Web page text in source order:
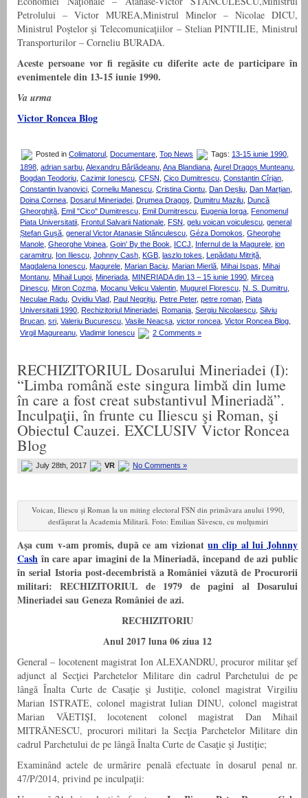
Petrolului – Victor MUREA,Ministrul Minelor – Nicolae DICU,
Ministrul Poştelor şi Telecomunicaţiilor – Stelian PINTILIE, Ministrul
Transporturilor – Corneliu BURADA.
Aceste persoane vor fi regăsite cu diferite acte de participare în
evenimentele din 13-15 iunie 1990.
Va urma
Victor Roncea Blog
Posted in Colimatorul Documentare Top News Tags: 13-15 iunie 1990
1898 adrian sarbu Alexandru Bârlădeanu Ana Blandiana Aurel Dragoș Munteanu
Bogdan Teodoriu Cazimir Ionescu CFSN Cico Dumitrescu Constantin Cîrjan
Constantin Ivanovici Corneliu Manescu Cristina Ciontu Dan Deșliu Dan Marțian
Doina Cornea
Dosarul Mineriadei Drumea Dragoş Dumitru Mazilu
Duncă
Gheorghiță
Emil "Cico" Dumitrescu Emil Dumitrescu Eugenia Iorga
Fenomenul
Piata Universitatii
Frontul Salvarii Nationale FSN gelu voican voiculescu general
Ștefan Gușă general Victor Atanasie Stănculescu Géza Domokos Gheorghe
Manole Gheorghe Voinea Goin' By the Book ICCJ Infernul de la Magurele ion
caramitru
Ion Iliescu Johnny Cash KGB laszlo tokes Lepădatu Mitriță
Magdalena Ionescu Magurele Marian Baciu Marian Mierlă Mihai Ispas
Mihai
Montanu Mihail Lupoi Mineriada MINERIADA din 13 – 15 iunie 1990 Mircea
Dinescu Miron Cozma Mocanu Velicu Valentin Mugurel Florescu N. S. Dumitru
Neculae Radu Ovidiu Vlad Paul Negrițiu Petre Peter, petre roman
Piata
Universitatii 1990
Rechizitoriul Mineriadei Romania Sergiu Nicolaescu Silviu
Brucan sri Valeriu Bucurescu Vasile Neacșa victor roncea Victor Roncea Blog
Virgil Magureanu Vladimir Ionescu 2 Comments »
RECHIZITORIUL Dosarului Mineriadei (I):
“Limba română este singura limbă din lume
în care a fost creat substantivul Mineriadă”.
Inculpaţii, în frunte cu Iliescu şi Roman, şi
Obiectul Cauzei. EXCLUSIV Victor Roncea
Blog
July 28th, 2017 VR No Comments »
Voican, Iliescu şi Roman la un miting electoral FSN din primăvara anului 1990,
desfăşurat la Academia Militară. Foto: Emilian Săvescu, cu mulţumiri
Aşa cum v-am promis, după ce am vizionat un clip al lui Johnny
Cash în care apar imagini de la Mineriadă, începand de azi public
în serial Istoria post-decembristă a României văzută de Procurorii
militari: RECHIZITORIUL de 1979 de pagini al Dosarului
Mineriadei sau Geneza României de azi.
RECHIZITORIU
Anul 2017 luna 06 ziua 12
General – locotenent magistrat Ion ALEXANDRU, procuror militar şef
adjunct al Secţiei Parchetelor Militare din cadrul Parchetului de pe
lângă Înalta Curte de Casaţie şi Justiţie, colonel magistrat Virgiliu
Marian ISTRATE, colonel magistrat Iulian DINU, colonel magistrat
Marian VĂETIŞI, locotenent colonel magistrat Dan Mihail
MITRĂNESCU, procurori militari la Secţia Parchetelor Militare din
cadrul Parchetului de pe lângă Înalta Curte de Casaţie şi Justiţie;
Examinând actele de urmărire penală efectuate în dosarul penal nr.
47/P/2014, privind pe inculpaţii: